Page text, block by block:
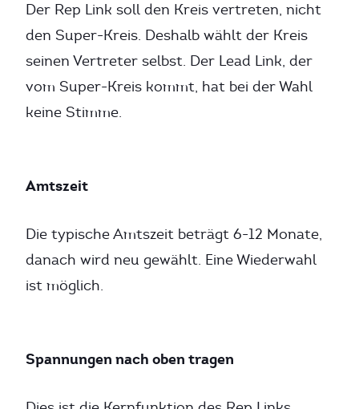
Der Rep Link soll den Kreis vertreten, nicht
den Super-Kreis. Deshalb wählt der Kreis
seinen Vertreter selbst. Der Lead Link, der
vom Super-Kreis kommt, hat bei der Wahl
keine Stimme.
Amtszeit
Die typische Amtszeit beträgt 6-12 Monate,
danach wird neu gewählt. Eine Wiederwahl
ist möglich.
Spannungen nach oben tragen